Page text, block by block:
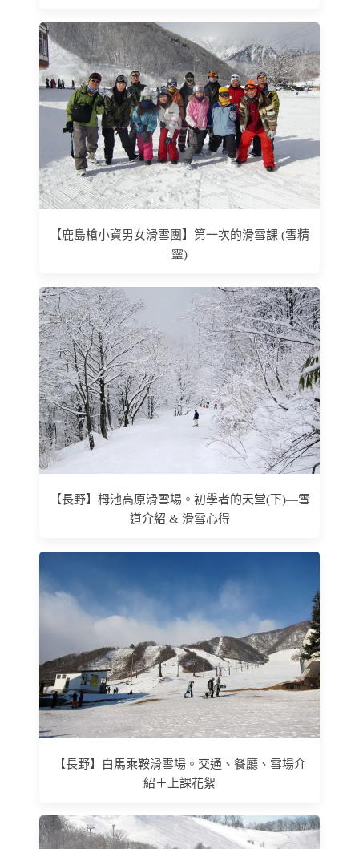
【鹿島槍小資男女滑雪團】第一次的滑雪課 (雪精
靈)
【長野】栂池高原滑雪場。初學者的天堂(下)—雪
道介紹 & 滑雪心得
【長野】白馬乘鞍滑雪場。交通、餐廳、雪場介
紹＋上課花絮